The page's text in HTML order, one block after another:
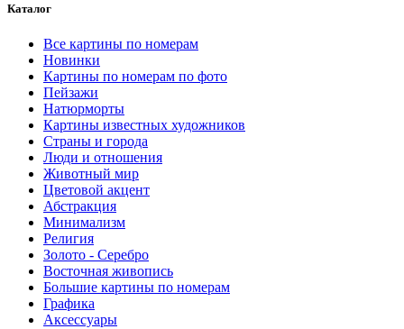
Каталог
Все картины по номерам
Новинки
Картины по номерам по фото
Пейзажи
Натюрморты
Картины известных художников
Страны и города
Люди и отношения
Животный мир
Цветовой акцент
Абстракция
Минимализм
Религия
Золото - Серебро
Восточная живопись
Большие картины по номерам
Графика
Аксессуары